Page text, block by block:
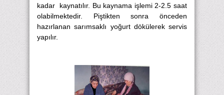
kadar kaynatılır. Bu kaynama işlemi 2-2.5 saat
olabilmektedir. Piştikten sonra önceden
hazırlanan sarımsaklı yoğurt dökülerek servis
yapılır.